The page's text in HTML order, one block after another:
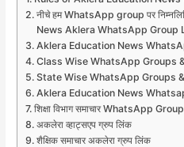
नीचे हम WhatsApp group पर
News Aklera WhatsApp Group
Aklera Education News
Class Wise WhatsApp Groups
State Wise WhatsApp Groups
Aklera Education News
शिक्षा विभाग समाचार WhatsApp
अकलेरा व्हाट्सएप ग्रुप लिंक
शैक्षिक समाचार अकलेरा ग्रुप लिंक